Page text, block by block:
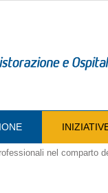
nel comparto